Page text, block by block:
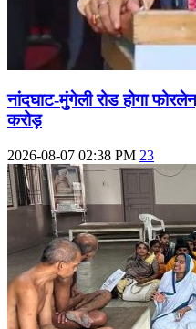
नांदघाट-मुंगेली रोड होगा
करोड़
2026-08-07 02:38 PM 23